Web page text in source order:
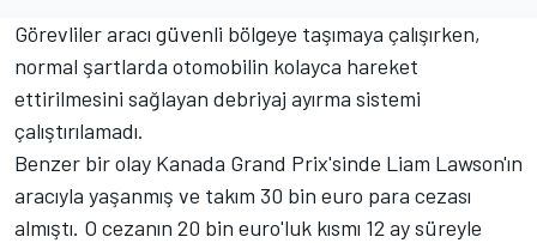
Görevliler aracı güvenli bölgeye taşımaya çalışırken,
normal şartlarda otomobilin kolayca hareket
ettirilmesini sağlayan debriyaj ayırma sistemi
çalıştırılamadı.
Benzer bir olay Kanada Grand Prix'sinde Liam Lawson'ın
aracıyla yaşanmış ve takım 30 bin euro para cezası
almıştı. O cezanın 20 bin euro'luk kısmı 12 ay süreyle